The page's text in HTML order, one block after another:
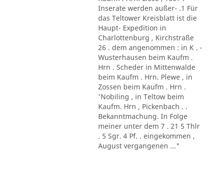
Inserate werden außer- .1 Für
das Teltower Kreisblatt ist die
Haupt- Expedition in
Charlottenburg , Kirchstraße
26 . dem angenommen : in K . -
Wusterhausen beim Kaufm .
Hrn . Scheder in Mittenwalde
beim Kaufm . Hrn. Plewe , in
Zossen beim Kaufm . Hrn .
'Nobiling , in Teltow beim
Kaufm. Hrn , Pickenbach . .
Bekanntmachung. In Folge
meiner unter dem 7 . 21 5 Thlr
. 5 Sgr. 4 Pf. . eingekommen ,
August vergangenen ..."